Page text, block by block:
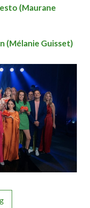
(Maurane
(Mélanie Guisset)